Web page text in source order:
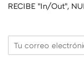
RECIBE "In/Out",